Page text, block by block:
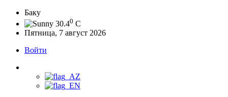
Баку
30.40 C
Пятница, 7 август 2026
Войти